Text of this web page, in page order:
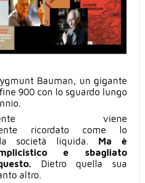
Bauman, un gigante
900 con lo sguardo lungo
viene
ricordato come lo
società liquida. Ma è
e sbagliato
Dietro quella sua
altro.